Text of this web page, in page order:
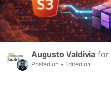
Augusto Valdivia for
Posted on • Edited on